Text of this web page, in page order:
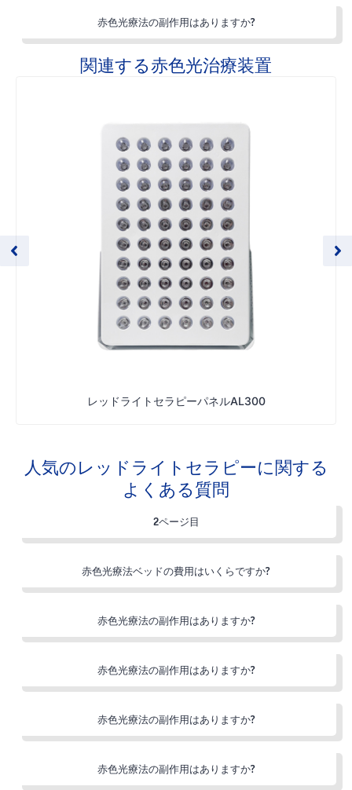
赤色光療法の副作用はありますか?
関連する赤色光治療装置
レッドライトセラピーパネルAL300
人気のレッドライトセラピーに関する
よくある質問
2ページ目
赤色光療法ベッドの費用はいくらですか?
赤色光療法の副作用はありますか?
赤色光療法の副作用はありますか?
赤色光療法の副作用はありますか?
赤色光療法の副作用はありますか?